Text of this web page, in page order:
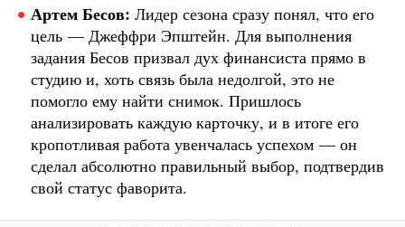
Артем Бесов: Лидер сезона сразу понял, что его
цель — Джеффри Эпштейн. Для выполнения
задания Бесов призвал дух финансиста прямо в
студию и, хоть связь была недолгой, это не
помогло ему найти снимок. Пришлось
анализировать каждую карточку, и в итоге его
кропотливая работа увенчалась успехом — он
сделал абсолютно правильный выбор, подтвердив
свой статус фаворита.